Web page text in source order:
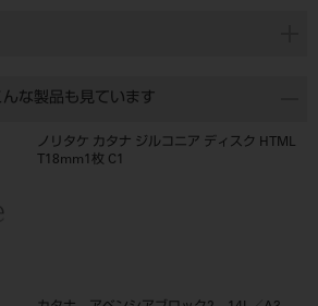
な製品も見ています
ノリタケ カタナ ジルコニア ディスク HTML
T18mm1枚 C1